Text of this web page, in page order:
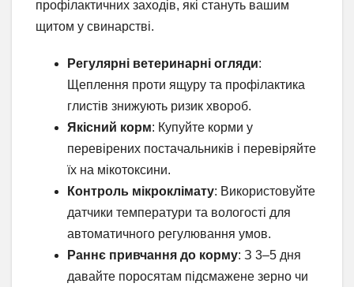
профілактичних заходів, які стануть вашим
щитом у свинарстві.
Регулярні ветеринарні огляди:
Щеплення проти ящуру та профілактика
глистів знижують ризик хвороб.
Якісний корм: Купуйте корми у
перевірених постачальників і перевіряйте
їх на мікотоксини.
Контроль мікроклімату: Використовуйте
датчики температури та вологості для
автоматичного регулювання умов.
Раннє привчання до корму: З 3–5 дня
давайте поросятам підсмажене зерно чи